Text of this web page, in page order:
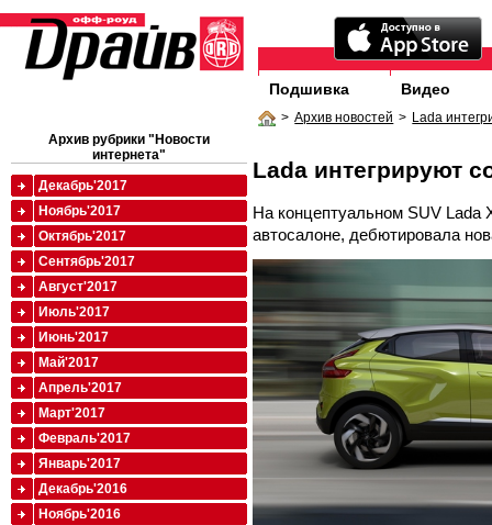
Подшивка Видео
> Архив новостей > Lada
Lada интегрируют
На концептуальном SUV Lada
автосалоне, дебютировала
Архив рубрики "Новости
интернета"
Декабрь'2017
Ноябрь'2017
Октябрь'2017
Сентябрь'2017
Август'2017
Июль'2017
Июнь'2017
Май'2017
Апрель'2017
Март'2017
Февраль'2017
Январь'2017
Декабрь'2016
Ноябрь'2016